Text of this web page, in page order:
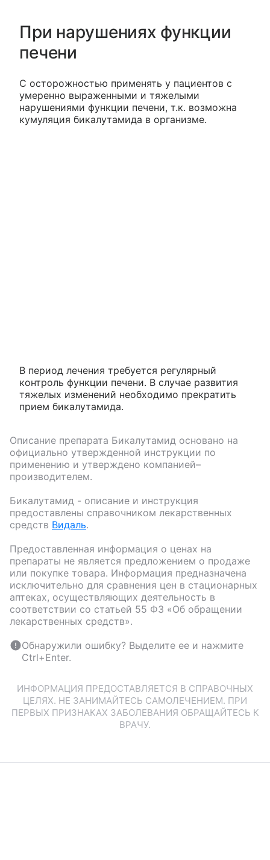
При нарушениях функции
печени
С осторожностью применять у пациентов с
умеренно выраженными и тяжелыми
нарушениями функции печени, т.к. возможна
кумуляция бикалутамида в организме.
В период лечения требуется регулярный
контроль функции печени. В случае развития
тяжелых изменений необходимо прекратить
прием бикалутамида.
Описание препарата Бикалутамид основано на
официально утвержденной инструкции по
применению и утверждено компанией–
производителем.
Бикалутамид - описание и инструкция
предоставлены справочником лекарственных
средств Видаль.
Предоставленная информация о ценах на
препараты не является предложением о продаже
или покупке товара. Информация предназначена
исключительно для сравнения цен в стационарных
аптеках, осуществляющих деятельность в
соответствии со статьей 55 ФЗ «Об обращении
лекарственных средств».
Обнаружили ошибку? Выделите ее и нажмите
Ctrl+Enter.
ИНФОРМАЦИЯ ПРЕДОСТАВЛЯЕТСЯ В СПРАВОЧНЫХ
ЦЕЛЯХ. НЕ ЗАНИМАЙТЕСЬ САМОЛЕЧЕНИЕМ. ПРИ
ПЕРВЫХ ПРИЗНАКАХ ЗАБОЛЕВАНИЯ ОБРАЩАЙТЕСЬ К
ВРАЧУ.